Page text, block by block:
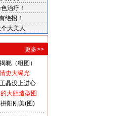
更多>>
晓（组图）
史大曝光
晶没上进心
大胆造型图
阳刚美(图)